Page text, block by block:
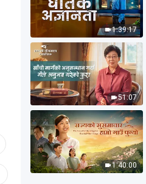
1:39:17
51:07
1:40:00